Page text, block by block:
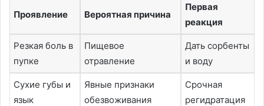
Проявление Вероятная причина
Первая
реакция
Резкая боль в
пупке
Пищевое
отравление
Дать сорбенты
и воду
Сухие губы и
язык
Явные признаки
обезвоживания
Срочная
регидратация